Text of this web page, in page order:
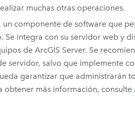
muchas otras operaciones.
un componente de software que
Se integra con su servidor web y
de ArcGIS Server. Se
servidor, salvo que implemente
garantizar que administrarán
obtener más información, consulte